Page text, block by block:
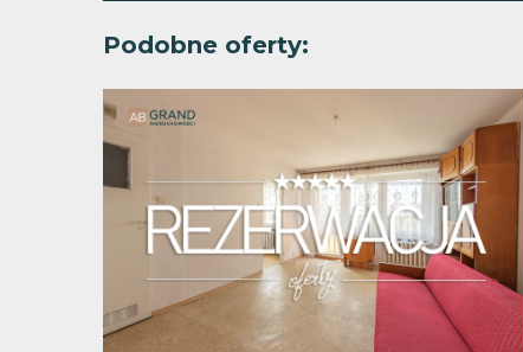
Podobne oferty: